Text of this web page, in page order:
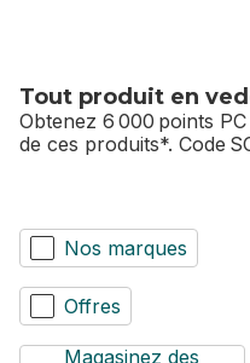
Tout produit en
Obtenez 6 000 points
de ces produits*. Code
Nos marques
Offres
Magasinez des